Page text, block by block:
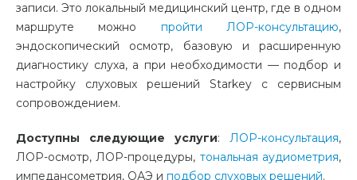
записи. Это локальный медицинский центр, где в одном
маршруте можно
пройти ЛОР-консультацию,
эндоскопический осмотр, базовую и расширенную
диагностику слуха, а при необходимости — подбор и
настройку слуховых решений Starkey с сервисным
сопровождением.
Доступны следующие услуги: ЛОР-консультация,
ЛОР-осмотр, ЛОР-процедуры, тональная аудиометрия,
импедансометрия, ОАЭ и подбор слуховых решений.